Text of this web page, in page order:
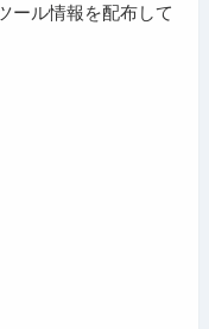
ール情報を配布して